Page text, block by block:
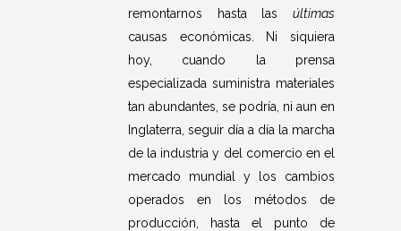
remontarnos hasta las últimas
causas económicas. Ni siquiera
hoy, cuando la prensa
especializada suministra materiales
tan abundantes, se podría, ni aun en
Inglaterra, seguir día a día la marcha
de la industria y del comercio en el
mercado mundial y los cambios
operados en los métodos de
producción, hasta el punto de